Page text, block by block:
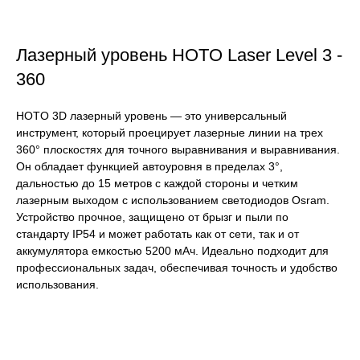
Лазерный уровень HOTO Laser Level 3 -
360
HOTO 3D лазерный уровень — это универсальный
инструмент, который проецирует лазерные линии на трех
360° плоскостях для точного выравнивания и выравнивания.
Он обладает функцией автоуровня в пределах 3°,
дальностью до 15 метров с каждой стороны и четким
лазерным выходом с использованием светодиодов Osram.
Устройство прочное, защищено от брызг и пыли по
стандарту IP54 и может работать как от сети, так и от
аккумулятора емкостью 5200 мАч. Идеально подходит для
профессиональных задач, обеспечивая точность и удобство
использования.